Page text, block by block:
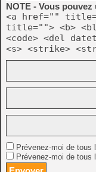
NOTE - Vous
<a href=""
title=""> <b>
<code> <del
<s> <strike>
Prévenez-moi de tous
Prévenez-moi de tous